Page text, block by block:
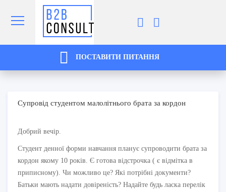
ПОСТАВИТИ ПИТАННЯ
Супровід студентом малолітнього брата за кордон
Добрий вечір.
Студент денної форми навчання планує супроводити брата за
кордон якому 10 років. Є готова відстрочка ( є відмітка в
приписному). Чи можливо це? Які потрібні документи?
Батьки мають надати довіреність? Надайте будь ласка перелік